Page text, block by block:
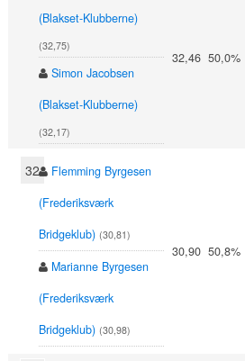
(Blakset-Klubberne)
(32,75)
Simon Jacobsen
(Blakset-Klubberne)
(32,17)
32,46 50,0%
32
Flemming Byrgesen
(Frederiksværk
Bridgeklub) (30,81)
Marianne Byrgesen
(Frederiksværk
Bridgeklub) (30,98)
30,90 50,8%